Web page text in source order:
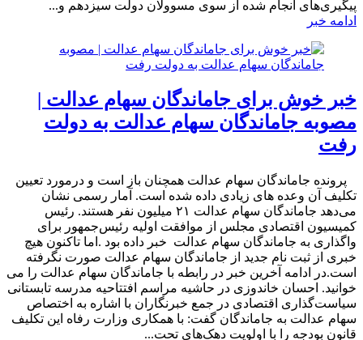
پیگیری‌های انجام شده از سوی مسوولان دولت سیزدهم و...
ادامه خبر
خبر خوش برای جاماندگان سهام عدالت |
مصوبه جاماندگان سهام عدالت به دولت
رفت
​ پرونده جاماندگان سهام عدالت همچنان باز است و درمورد تعیین
تکلیف آن وعده های زیادی داده شده است. آمار رسمی نشان
می‌دهد جاماندگان سهام عدالت ۲۱ میلیون نفر هستند. رئیس
کمیسیون اقتصادی مجلس از موافقت اولیه رئیس‌جمهور برای
واگذاری به جاماندگان سهام عدالت خبر داده بود .اما تاکنون هیچ
خبری از ثبت نام جدید از جاماندگان سهام عدالت صورت نگرفته
است.در ادامه آخرین خبر در رابطه با جاماندگان سهام عدالت را می
خوانید. احسان خاندوزی در حاشیه مراسم افتتاحیه مدرسه تابستانی
سیاست‌گذاری اقتصادی در جمع خبرنگاران با اشاره به اختصاص
سهام عدالت به جاماندگان گفت: با همکاری وزارت رفاه این تکلیف
قانون بودجه را با اولویت دهک‌های تحت...